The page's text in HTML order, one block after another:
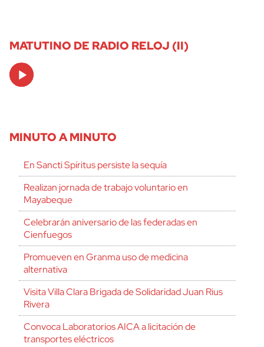
MATUTINO DE RADIO RELOJ (II)
Audio
Player
MINUTO A MINUTO
En Sancti Spíritus persiste la sequía
Realizan jornada de trabajo voluntario en
Mayabeque
Celebrarán aniversario de las federadas en
Cienfuegos
Promueven en Granma uso de medicina
alternativa
Visita Villa Clara Brigada de Solidaridad Juan Rius
Rivera
Convoca Laboratorios AICA a licitación de
transportes eléctricos